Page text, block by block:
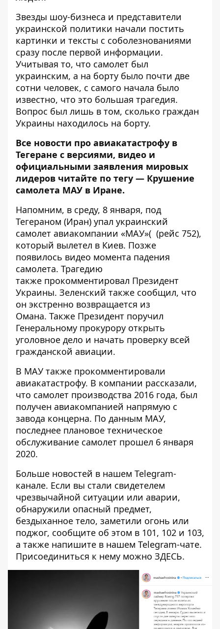
Звезды шоу-бизнеса и представители
украинской политики начали постить
картинки и тексты с соболезнованиями
сразу после первой информации.
Учитывая то, что самолет был
украинским, а на борту было почти две
сотни человек, с самого начала было
известно, что это большая трагедия.
Вопрос был лишь в том, сколько граждан
Украины находилось на борту.
Все новости про авиакатастрофу в
Тегеране с версиями, видео и
официальными заявления мировых
лидеров читайте по тегу — Крушение
самолета МАУ в Иране.
Напомним, в среду, 8 января, под
Тегераном (Иран) упал украинский
самолет авиакомпании «МАУ»( (рейс 752),
который вылетел в Киев. Позже
появилось видео момента падения
самолета. Трагедию
также прокомментировал Президент
Украины. Зеленский также сообщил, что
он экстренно возвращается из
Омана. Также Президент поручил
Генеральному прокурору открыть
уголовное дело и начать проверку всей
гражданской авиации.
В МАУ также прокомментировали
авиакатастрофу. В компании рассказали,
что самолет производства 2016 года, был
получен авиакомпанией напрямую с
завода концерна. По данным МАУ,
последнее плановое техническое
обслуживание самолет прошел 6 января
2020.
Больше новостей в нашем Telegram-
канале. Если вы стали свидетелем
чрезвычайной ситуации или аварии,
обнаружили опасный предмет,
бездыханное тело, заметили огонь или
поджог, сообщите об этом в 101, 102 и 103,
а также напишите в нашем Telegram-чате.
Присоединиться к нему можно ЗДЕСЬ.